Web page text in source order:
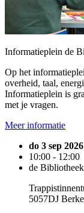
Informatieplein de
Op het
overheid, taal,
Informatieplein is
met je vragen.
Meer informatie
do 3 sep 2026
10:00 - 12:00
de
5057DJ